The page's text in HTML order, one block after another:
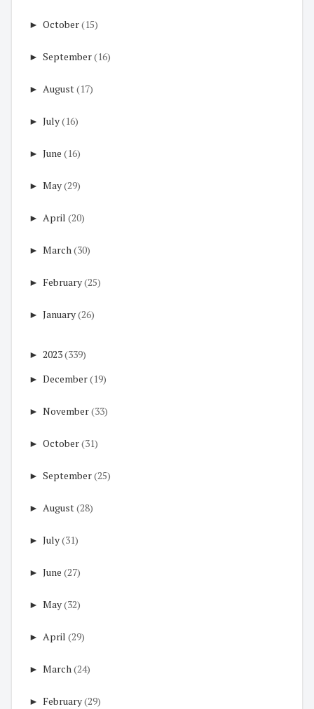
► October(15)
► September(16)
► August(17)
► July(16)
► June (16)
► May(29)
► April (20)
► March(30)
► February(25)
► January(26)
► 2023(339)
► December(19)
► November(33)
► October(31)
► September(25)
► August(28)
► July(31)
► June (27)
► May(32)
► April (29)
► March(24)
► February(29)